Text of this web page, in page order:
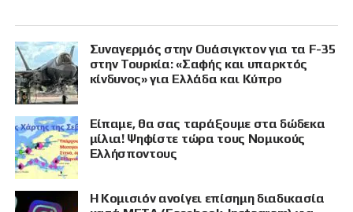
Συναγερμός στην Ουάσιγκτον για τα F-35
στην Τουρκία: «Σαφής και υπαρκτός
κίνδυνος» για Ελλάδα και Κύπρο
Είπαμε, θα σας ταράξουμε στα δώδεκα
μίλια! Ψηφίστε τώρα τους Νομικούς
Ελλήσποντους
Η Κομισιόν ανοίγει επίσημη διαδικασία